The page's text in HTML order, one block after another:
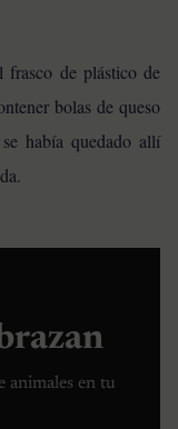
frasco de plástico de
bolas de queso
había quedado allí
animales en tu